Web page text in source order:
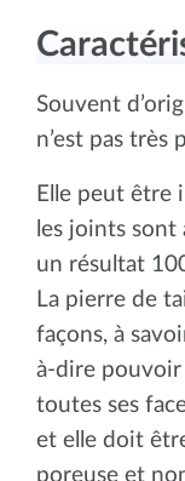
Souvent
n’est pas très
Elle peut être
les joints
un résultat
La pierre de
façons, à
à-dire pouvoir
toutes ses
et elle doit
poreuse et